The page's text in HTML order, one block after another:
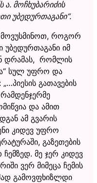
მოჩხუბარიძის
უბედურთაგანი“.
როგორ
იმ
დრამას, რომლის
სულ უფრო და
გათავების
და ამით
ამ გვარის
კიდევ უფრო
გაზეთების
მე ჯერ კიდევ
ვერ მიმეცა ჩემის
გამოვფხიზლდი